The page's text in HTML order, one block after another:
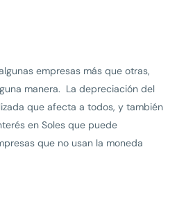
empresas más que otras,
manera. La depreciación del
que afecta a todos, y también
en Soles que puede
que no usan la moneda